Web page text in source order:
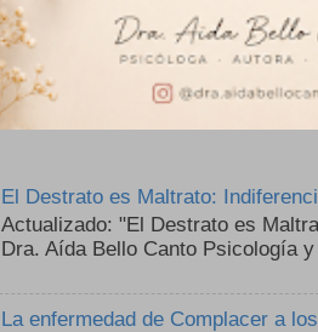
El Destrato es Maltrato:
Actualizado: "El Destrato es
Dra. Aída Bello Canto Psicología
La enfermedad de Complacer a